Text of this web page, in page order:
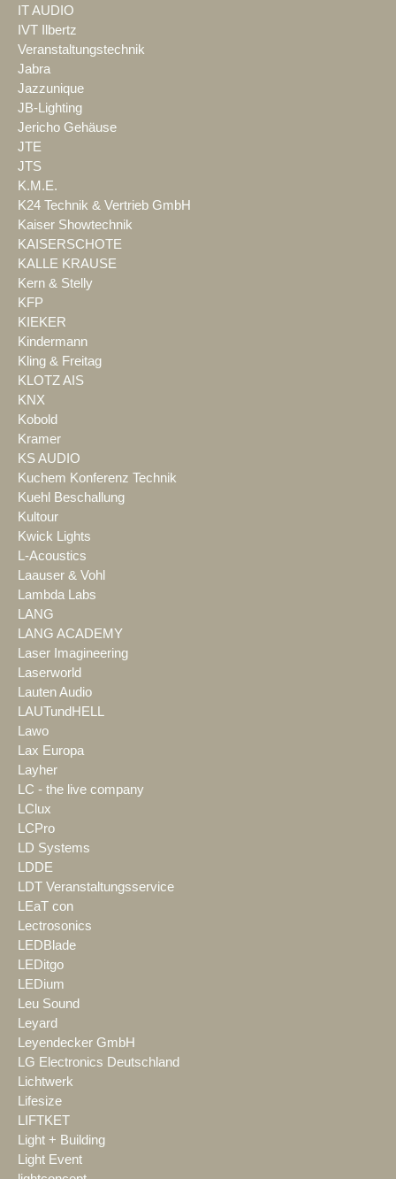
IT AUDIO
IVT Ilbertz
Veranstaltungstechnik
Jabra
Jazzunique
JB-Lighting
Jericho Gehäuse
JTE
JTS
K.M.E.
K24 Technik & Vertrieb GmbH
Kaiser Showtechnik
KAISERSCHOTE
KALLE KRAUSE
Kern & Stelly
KFP
KIEKER
Kindermann
Kling & Freitag
KLOTZ AIS
KNX
Kobold
Kramer
KS AUDIO
Kuchem Konferenz Technik
Kuehl Beschallung
Kultour
Kwick Lights
L-Acoustics
Laauser & Vohl
Lambda Labs
LANG
LANG ACADEMY
Laser Imagineering
Laserworld
Lauten Audio
LAUTundHELL
Lawo
Lax Europa
Layher
LC - the live company
LClux
LCPro
LD Systems
LDDE
LDT Veranstaltungsservice
LEaT con
Lectrosonics
LEDBlade
LEDitgo
LEDium
Leu Sound
Leyard
Leyendecker GmbH
LG Electronics Deutschland
Lichtwerk
Lifesize
LIFTKET
Light + Building
Light Event